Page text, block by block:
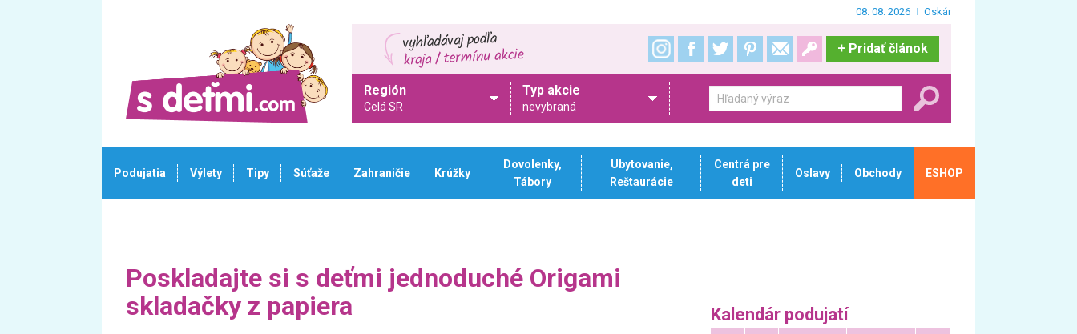
08. 08. 2026 Oskár
+ Pridať článok
Región
Celá SR
Typ akcie
nevybraná
Podujatia Výlety Tipy Súťaže Zahraničie Krúžky
Dovolenky,
Tábory
Ubytovanie,
Reštaurácie
Centrá pre
deti
Oslavy Obchody ESHOP
Poskladajte si s deťmi jednoduché Origami
skladačky z papiera
Kalendár podujatí